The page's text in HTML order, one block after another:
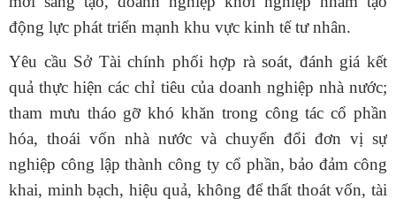
động lực phát triển mạnh khu vực kinh tế tư nhân.
Yêu cầu Sở Tài chính phối hợp rà soát, đánh giá kết
quả thực hiện các chỉ tiêu của doanh nghiệp nhà nước;
tham mưu tháo gỡ khó khăn trong công tác cổ phần
hóa, thoái vốn nhà nước và chuyển đổi đơn vị sự
nghiệp công lập thành công ty cổ phần, bảo đảm công
khai, minh bạch, hiệu quả, không để thất thoát vốn, tài